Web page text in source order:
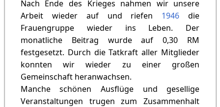
Nach Ende des Krieges nahmen wir unsere
Arbeit wieder auf und riefen 1946 die
Frauengruppe wieder ins Leben. Der
monatliche Beitrag wurde auf 0,30 RM
festgesetzt. Durch die Tatkraft aller Mitglieder
konnten wir wieder zu einer großen
Gemeinschaft heranwachsen.
Manche schönen Ausflüge und gesellige
Veranstaltungen trugen zum Zusammenhalt